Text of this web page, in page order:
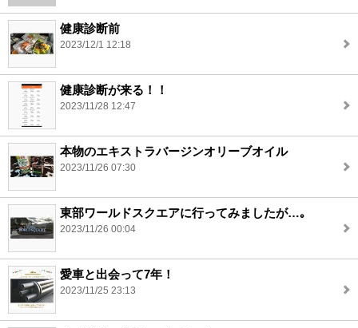
健康診断前
2023/12/1 12:18
健康診断が来る！！
2023/11/28 12:47
本物のエキストラバージンオリーブオイル
2023/11/26 07:30
東部ワールドスクエアに行ってみましたが…｡
2023/11/26 00:04
愛車と出会って7年！
2023/11/25 23:13